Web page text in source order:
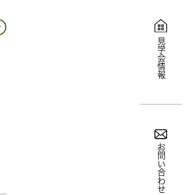
見学会情報
お問い合わせ